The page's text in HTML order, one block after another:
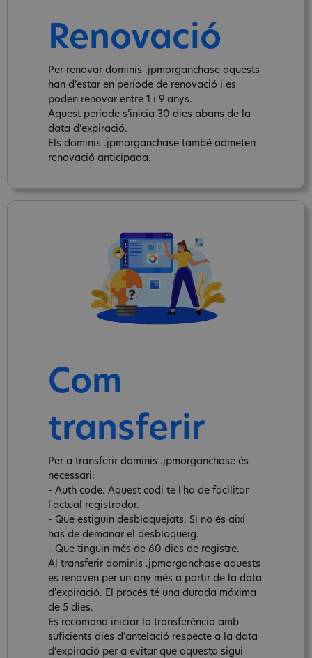
Renovació
Per renovar dominis .jpmorganchase aquests
han d’estar en període de renovació i es
poden renovar entre 1 i 9 anys.
Aquest període s’inicia 30 dies abans de la
data d’expiració.
Els dominis .jpmorganchase també admeten
renovació anticipada.
Com
transferir
Per a transferir dominis .jpmorganchase és
necessari:
- Auth code. Aquest codi te l'ha de facilitar
l'actual registrador.
- Que estiguin desbloquejats. Si no és així
has de demanar el desbloqueig.
- Que tinguin més de 60 dies de registre.
Al transferir dominis .jpmorganchase aquests
es renoven per un any més a partir de la data
d'expiració. El procés té una durada máxima
de 5 dies.
Es recomana iniciar la transferència amb
suficients dies d’antelació respecte a la data
d’expiració per a evitar que aquesta sigui